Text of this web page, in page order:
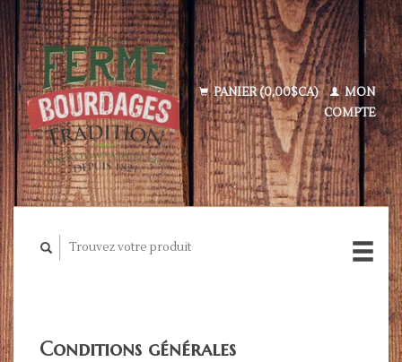
PANIER (0,00$CA)
MON
COMPTE
Conditions générales